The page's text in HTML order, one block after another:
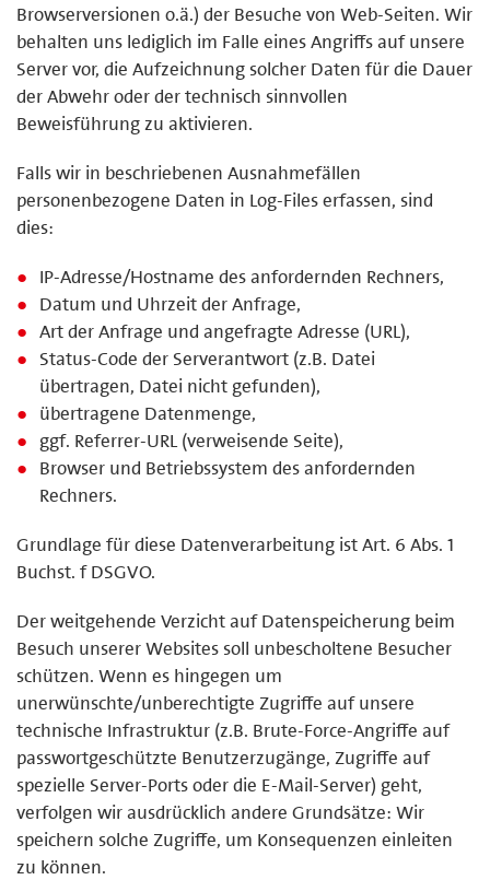
Browserversionen o.ä.) der Besuche von Web-Seiten. Wir
behalten uns lediglich im Falle eines Angriffs auf unsere
Server vor, die Aufzeichnung solcher Daten für die Dauer
der Abwehr oder der technisch sinnvollen
Beweisführung zu aktivieren.
Falls wir in beschriebenen Ausnahmefällen
personenbezogene Daten in Log-Files erfassen, sind
dies:
IP-Adresse/Hostname des anfordernden Rechners,
Datum und Uhrzeit der Anfrage,
Art der Anfrage und angefragte Adresse (URL),
Status-Code der Serverantwort (z.B. Datei
übertragen, Datei nicht gefunden),
übertragene Datenmenge,
ggf. Referrer-URL (verweisende Seite),
Browser und Betriebssystem des anfordernden
Rechners.
Grundlage für diese Datenverarbeitung ist Art. 6 Abs. 1
Buchst. f DSGVO.
Der weitgehende Verzicht auf Datenspeicherung beim
Besuch unserer Websites soll unbescholtene Besucher
schützen. Wenn es hingegen um
unerwünschte/unberechtigte Zugriffe auf unsere
technische Infrastruktur (z.B. Brute-Force-Angriffe auf
passwortgeschützte Benutzerzugänge, Zugriffe auf
spezielle Server-Ports oder die E-Mail-Server) geht,
verfolgen wir ausdrücklich andere Grundsätze: Wir
speichern solche Zugriffe, um Konsequenzen einleiten
zu können.